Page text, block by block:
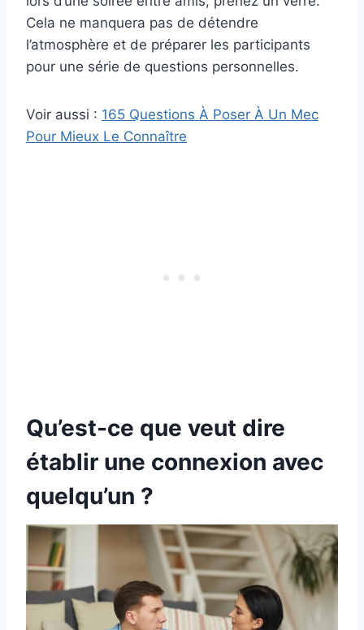
Cela ne manquera pas de détendre
l’atmosphère et de préparer les participants
pour une série de questions personnelles.
Voir aussi : 165 Questions À Poser À Un Mec
Pour Mieux Le Connaître
Qu’est-ce que veut dire
établir une connexion avec
quelqu’un ?